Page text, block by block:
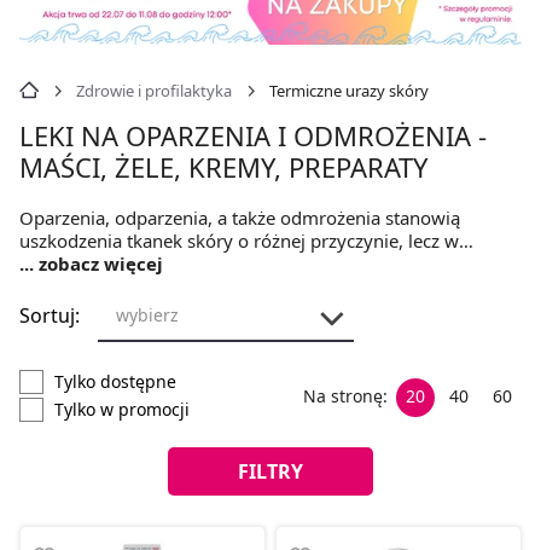
Zdrowie i profilaktyka Termiczne urazy skóry
LEKI NA OPARZENIA I ODMROŻENIA -
MAŚCI, ŻELE, KREMY, PREPARATY
Oparzenia, odparzenia, a także odmrożenia stanowią
uszkodzenia tkanek skóry o różnej przyczynie, lecz w
każdym z tych przypadków konieczna jest ich silna
oparzenia, maści i kremy na odparzenia oraz żele
sprawdzające się w odmrożeniach.
... zobacz więcej
Sortuj: wybierz
Tylko dostępne
Tylko w promocji
Na stronę: 20 40 60
FILTRY